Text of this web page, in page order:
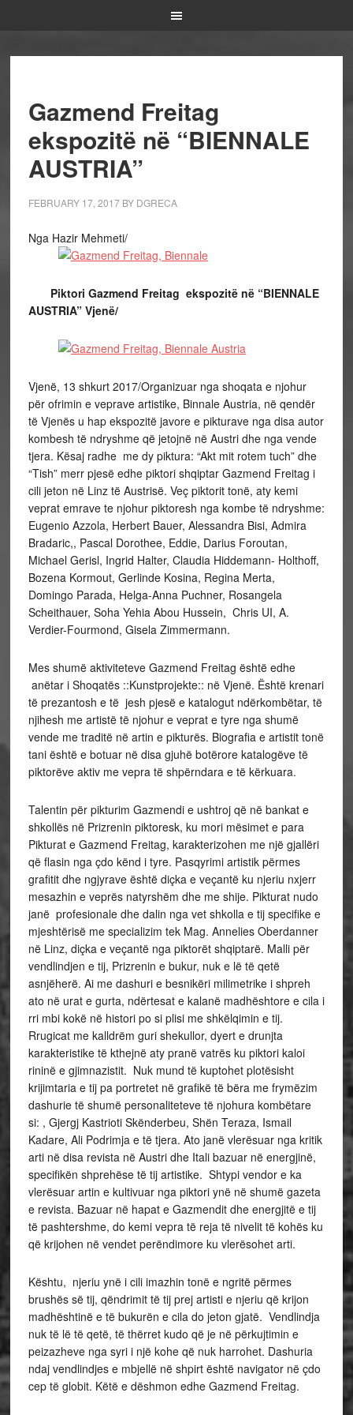
Gazmend Freitag
ekspozitë në “BIENNALE
AUSTRIA”
FEBRUARY 17, 2017BY DGRECA
Nga Hazir Mehmeti/
Piktori Gazmend Freitag ekspozitë në “BIENNALE
AUSTRIA” Vjenë/
Vjenë, 13 shkurt 2017/Organizuar nga shoqata e njohur
për ofrimin e veprave artistike, Binnale Austria, në qendër
të Vjenës u hap ekspozitë javore e pikturave nga disa autor
kombesh të ndryshme që jetojnë në Austri dhe nga vende
tjera. Kësaj radhe me dy piktura: “Akt mit rotem tuch” dhe
“Tish” merr pjesë edhe piktori shqiptar Gazmend Freitag i
cili jeton në Linz të Austrisë. Veç piktorit tonë, aty kemi
veprat emrave te njohur piktoresh nga kombe të ndryshme:
Eugenio Azzola, Herbert Bauer, Alessandra Bisi, Admira
Bradaric,, Pascal Dorothee, Eddie, Darius Foroutan,
Michael Gerisl, Ingrid Halter, Claudia Hiddemann- Holthoff,
Bozena Kormout, Gerlinde Kosina, Regina Merta,
Domingo Parada, Helga-Anna Puchner, Rosangela
Scheithauer, Soha Yehia Abou Hussein, Chris UI, A.
Verdier-Fourmond, Gisela Zimmermann.
Mes shumë aktiviteteve Gazmend Freitag është edhe
anëtar i Shoqatës ::Kunstprojekte:: në Vjenë. Është krenari
të prezantosh e të jesh pjesë e katalogut ndërkombëtar, të
njihesh me artistë të njohur e veprat e tyre nga shumë
vende me traditë në artin e pikturës. Biografia e artistit tonë
tani është e botuar në disa gjuhë botërore katalogëve të
piktorëve aktiv me vepra të shpërndara e të kërkuara.
Talentin për pikturim Gazmendi e ushtroj që në bankat e
shkollës në Prizrenin piktoresk, ku mori mësimet e para
Pikturat e Gazmend Freitag, karakterizohen me një gjallëri
që flasin nga çdo kënd i tyre. Pasqyrimi artistik përmes
grafitit dhe ngjyrave është diçka e veçantë ku njeriu nxjerr
mesazhin e veprës natyrshëm dhe me shije. Pikturat nudo
janë profesionale dhe dalin nga vet shkolla e tij specifike e
mjeshtërisë me specializim tek Mag. Annelies Oberdanner
në Linz, diçka e veçantë nga piktorët shqiptarë. Malli për
vendlindjen e tij, Prizrenin e bukur, nuk e lë të qetë
asnjëherë. Ai me dashuri e besnikëri milimetrike i shpreh
ato në urat e gurta, ndërtesat e kalanë madhështore e cila i
rri mbi kokë në histori po si plisi me shkëlqimin e tij.
Rrugicat me kalldrëm guri shekullor, dyert e drunjta
karakteristike të kthejnë aty pranë vatrës ku piktori kaloi
rininë e gjimnazistit. Nuk mund të kuptohet plotësisht
krijimtaria e tij pa portretet në grafikë të bëra me frymëzim
dashurie të shumë personaliteteve të njohura kombëtare
si: , Gjergj Kastrioti Skënderbeu, Shën Teraza, Ismail
Kadare, Ali Podrimja e të tjera. Ato janë vlerësuar nga kritik
arti në disa revista në Austri dhe Itali bazuar në energjinë,
specifikën shprehëse të tij artistike. Shtypi vendor e ka
vlerësuar artin e kultivuar nga piktori ynë në shumë gazeta
e revista. Bazuar në hapat e Gazmendit dhe energjitë e tij
të pashtershme, do kemi vepra të reja të nivelit të kohës ku
që krijohen në vendet perëndimore ku vlerësohet arti.
Kështu, njeriu ynë i cili imazhin tonë e ngritë përmes
brushës së tij, qëndrimit të tij prej artisti e njeriu që krijon
madhështinë e të bukurën e cila do jeton gjatë. Vendlindja
nuk të lë të qetë, të thërret kudo që je në përkujtimin e
peizazheve nga syri i një kohe që nuk harrohet. Dashuria
ndaj vendlindjes e mbjellë në shpirt është navigator në çdo
cep të globit. Këtë e dëshmon edhe Gazmend Freitag.